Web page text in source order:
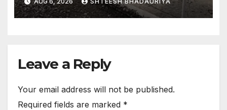
उठाएगा? – Up: Lucknow-kanpur
Expressway Being Dried
—who Will B
Leave a Reply
Your email address will not be published.
Required fields are marked *